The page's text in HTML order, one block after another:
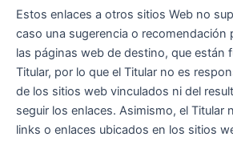
Estos enlaces a otros sitios Web no
caso una sugerencia o recomendación
las páginas web de destino, que están
Titular, por lo que el Titular no es
de los sitios web vinculados ni del
seguir los enlaces. Asimismo, el Titular
links o enlaces ubicados en los sitios